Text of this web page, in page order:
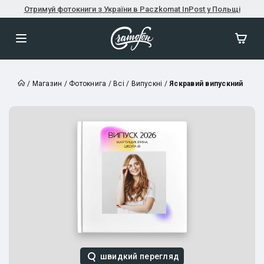
Отримуй фотокниги з України в Paczkomat InPost у Польщі
/ Магазин / Фотокнига / Всі / Випускні /Яскравий випускний
швидкий перегляд